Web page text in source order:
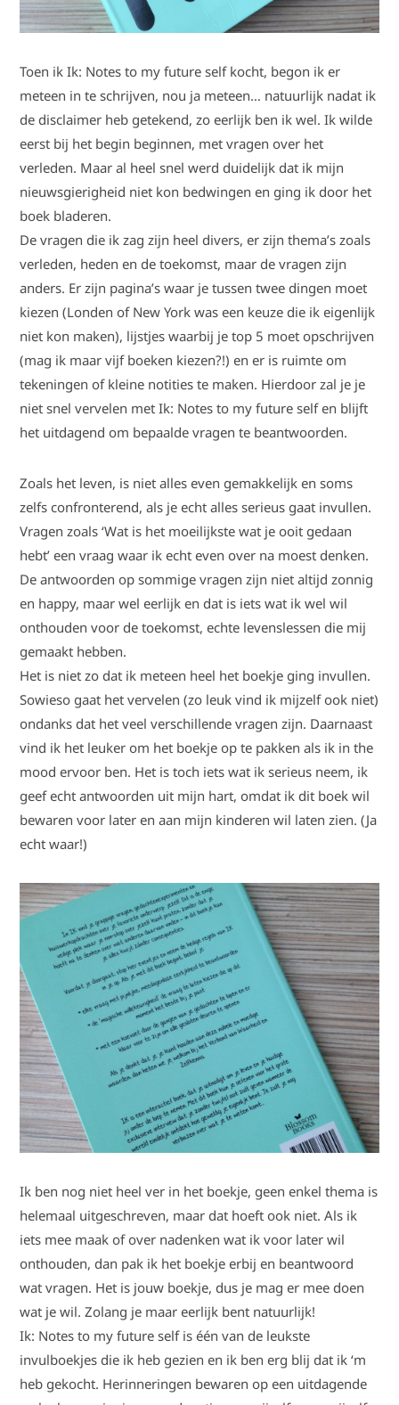
Toen ik Ik: Notes to my future self kocht, begon ik er
meteen in te schrijven, nou ja meteen… natuurlijk nadat ik
de disclaimer heb getekend, zo eerlijk ben ik wel. Ik wilde
eerst bij het begin beginnen, met vragen over het
verleden. Maar al heel snel werd duidelijk dat ik mijn
nieuwsgierigheid niet kon bedwingen en ging ik door het
boek bladeren.
De vragen die ik zag zijn heel divers, er zijn thema’s zoals
verleden, heden en de toekomst, maar de vragen zijn
anders. Er zijn pagina’s waar je tussen twee dingen moet
kiezen (Londen of New York was een keuze die ik eigenlijk
niet kon maken), lijstjes waarbij je top 5 moet opschrijven
(mag ik maar vijf boeken kiezen?!) en er is ruimte om
tekeningen of kleine notities te maken. Hierdoor zal je je
niet snel vervelen met Ik: Notes to my future self en blijft
het uitdagend om bepaalde vragen te beantwoorden.
Zoals het leven, is niet alles even gemakkelijk en soms
zelfs confronterend, als je echt alles serieus gaat invullen.
Vragen zoals ‘Wat is het moeilijkste wat je ooit gedaan
hebt’ een vraag waar ik echt even over na moest denken.
De antwoorden op sommige vragen zijn niet altijd zonnig
en happy, maar wel eerlijk en dat is iets wat ik wel wil
onthouden voor de toekomst, echte levenslessen die mij
gemaakt hebben.
Het is niet zo dat ik meteen heel het boekje ging invullen.
Sowieso gaat het vervelen (zo leuk vind ik mijzelf ook niet)
ondanks dat het veel verschillende vragen zijn. Daarnaast
vind ik het leuker om het boekje op te pakken als ik in the
mood ervoor ben. Het is toch iets wat ik serieus neem, ik
geef echt antwoorden uit mijn hart, omdat ik dit boek wil
bewaren voor later en aan mijn kinderen wil laten zien. (Ja
echt waar!)
Ik ben nog niet heel ver in het boekje, geen enkel thema is
helemaal uitgeschreven, maar dat hoeft ook niet. Als ik
iets mee maak of over nadenken wat ik voor later wil
onthouden, dan pak ik het boekje erbij en beantwoord
wat vragen. Het is jouw boekje, dus je mag er mee doen
wat je wil. Zolang je maar eerlijk bent natuurlijk!
Ik: Notes to my future self is één van de leukste
invulboekjes die ik heb gezien en ik ben erg blij dat ik ‘m
heb gekocht. Herinneringen bewaren op een uitdagende